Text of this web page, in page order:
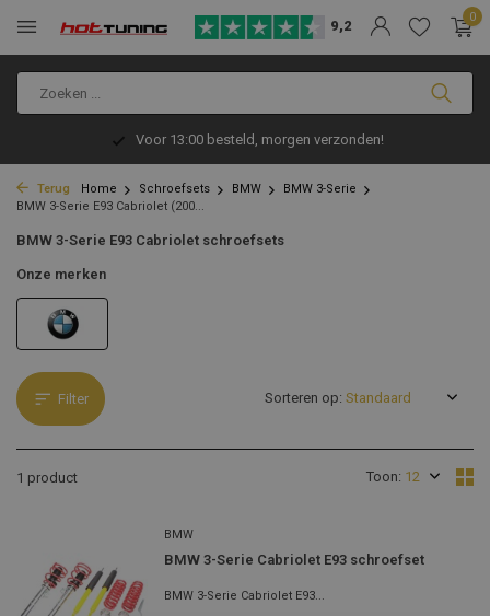
9,2
0
Voor 13:00 besteld, morgen verzonden!
Terug Home Schroefsets BMW
BMW 3-Serie
BMW 3-Serie E93 Cabriolet (200...
BMW 3-Serie E93 Cabriolet schroefsets
Onze merken
Filter
1 product Toon:
Sorteren op:
BMW
BMW 3-Serie Cabriolet E93 schroefset
BMW 3-Serie Cabriolet E93...